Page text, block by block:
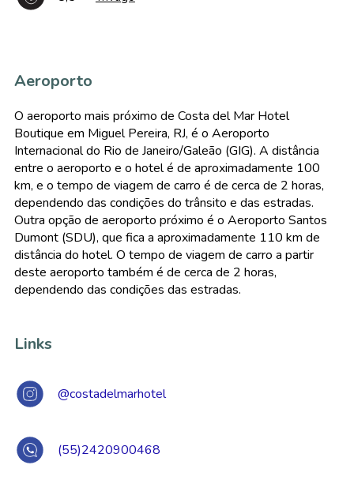
Aeroporto
O aeroporto mais próximo de Costa del Mar Hotel
Boutique em Miguel Pereira, RJ, é o Aeroporto
Internacional do Rio de Janeiro/Galeão (GIG). A distância
entre o aeroporto e o hotel é de aproximadamente 100
km, e o tempo de viagem de carro é de cerca de 2 horas,
dependendo das condições do trânsito e das estradas.
Outra opção de aeroporto próximo é o Aeroporto Santos
Dumont (SDU), que fica a aproximadamente 110 km de
distância do hotel. O tempo de viagem de carro a partir
deste aeroporto também é de cerca de 2 horas,
dependendo das condições das estradas.
Links
@costadelmarhotel
(55)2420900468